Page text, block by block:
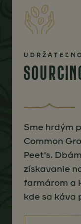
Sme hrdým
Common
Peet's.
získavanie
farmárom a
kde sa káva